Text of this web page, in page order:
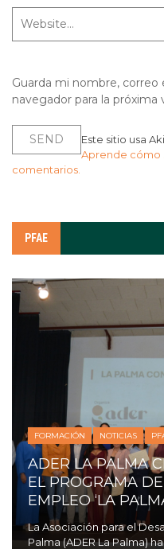
Guarda mi nombre,
navegador para la
Este sitio usa
Aprende cómo
comentarios.
PFAE
FORMACIÓN NOTICIAS
ADER LA PALMA
EL PROGRAMA
EMPLEO ‘LA
La Asociación para el
Palma (ADER La Palma)